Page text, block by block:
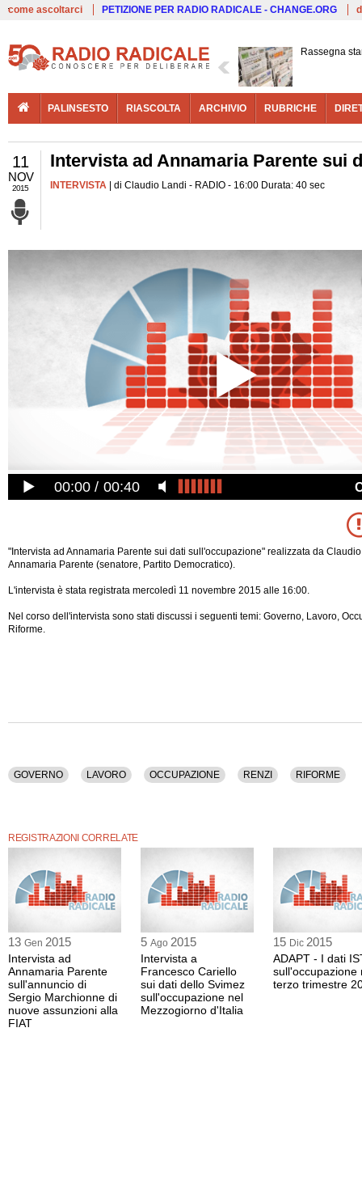
come ascoltarci PETIZIONE PER RADIO RADICALE - CHANGE.ORG
Rassegna
PALINSESTO RIASCOLTA ARCHIVIO RUBRICHE
11
NOV
2015
Intervista ad Annamaria Parente sui
INTERVISTA | di Claudio Landi - RADIO - 16:00 Durata: 40 sec
00:00 00:40
"Intervista ad Annamaria Parente sui dati sull'occupazione" realizzata da
Annamaria Parente (senatore, Partito Democratico).
L'intervista è stata registrata mercoledì 11 novembre 2015 alle 16:00.
Nel corso dell'intervista sono stati discussi i seguenti temi: Governo, Lavoro,
Riforme.
GOVERNO LAVORO OCCUPAZIONE RENZI RIFORME
REGISTRAZIONI CORRELATE
13 Gen 2015
Intervista ad
Annamaria Parente
sull'annuncio di
Sergio Marchionne di
nuove assunzioni alla
FIAT
5 Ago 2015
Intervista a
Francesco Cariello
sui dati dello Svimez
sull'occupazione nel
Mezzogiorno d'Italia
15 Dic 2015
ADAPT - I dati
sull'occupazione
terzo trimestre